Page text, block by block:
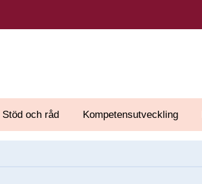
Stöd och råd Kompetensutveckling